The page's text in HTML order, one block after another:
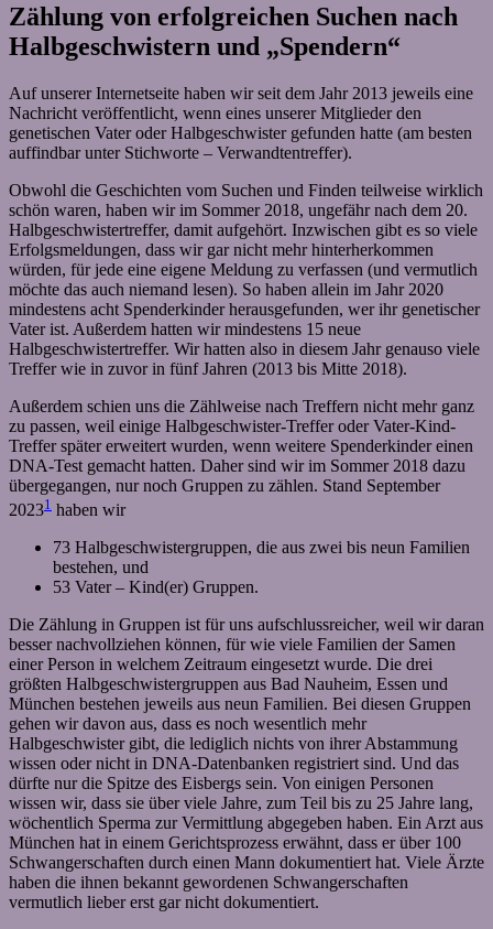
Zählung von erfolgreichen Suchen nach
Halbgeschwistern und „Spendern“
Auf unserer Internetseite haben wir seit dem Jahr 2013 jeweils eine
Nachricht veröffentlicht, wenn eines unserer Mitglieder den
genetischen Vater oder Halbgeschwister gefunden hatte (am besten
auffindbar unter Stichworte – Verwandtentreffer).
Obwohl die Geschichten vom Suchen und Finden teilweise wirklich
schön waren, haben wir im Sommer 2018, ungefähr nach dem 20.
Halbgeschwistertreffer, damit aufgehört. Inzwischen gibt es so viele
Erfolgsmeldungen, dass wir gar nicht mehr hinterherkommen
würden, für jede eine eigene Meldung zu verfassen (und vermutlich
möchte das auch niemand lesen). So haben allein im Jahr 2020
mindestens acht Spenderkinder herausgefunden, wer ihr genetischer
Vater ist. Außerdem hatten wir mindestens 15 neue
Halbgeschwistertreffer. Wir hatten also in diesem Jahr genauso viele
Treffer wie in zuvor in fünf Jahren (2013 bis Mitte 2018).
Außerdem schien uns die Zählweise nach Treffern nicht mehr ganz
zu passen, weil einige Halbgeschwister-Treffer oder Vater-Kind-
Treffer später erweitert wurden, wenn weitere Spenderkinder einen
DNA-Test gemacht hatten. Daher sind wir im Sommer 2018 dazu
übergegangen, nur noch Gruppen zu zählen. Stand September
20231 haben wir
73 Halbgeschwistergruppen, die aus zwei bis neun Familien
bestehen, und
53 Vater – Kind(er) Gruppen.
Die Zählung in Gruppen ist für uns aufschlussreicher, weil wir daran
besser nachvollziehen können, für wie viele Familien der Samen
einer Person in welchem Zeitraum eingesetzt wurde. Die drei
größten Halbgeschwistergruppen aus Bad Nauheim, Essen und
München bestehen jeweils aus neun Familien. Bei diesen Gruppen
gehen wir davon aus, dass es noch wesentlich mehr
Halbgeschwister gibt, die lediglich nichts von ihrer Abstammung
wissen oder nicht in DNA-Datenbanken registriert sind. Und das
dürfte nur die Spitze des Eisbergs sein. Von einigen Personen
wissen wir, dass sie über viele Jahre, zum Teil bis zu 25 Jahre lang,
wöchentlich Sperma zur Vermittlung abgegeben haben. Ein Arzt aus
München hat in einem Gerichtsprozess erwähnt, dass er über 100
Schwangerschaften durch einen Mann dokumentiert hat. Viele Ärzte
haben die ihnen bekannt gewordenen Schwangerschaften
vermutlich lieber erst gar nicht dokumentiert.